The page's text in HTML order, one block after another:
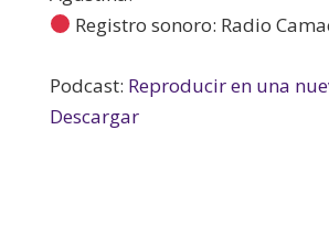
Registro sonoro: Radio
Podcast: Reproducir en una
Descargar